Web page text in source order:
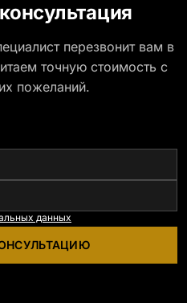
перезвонит вам в
точную стоимость с
пожеланий.
данных